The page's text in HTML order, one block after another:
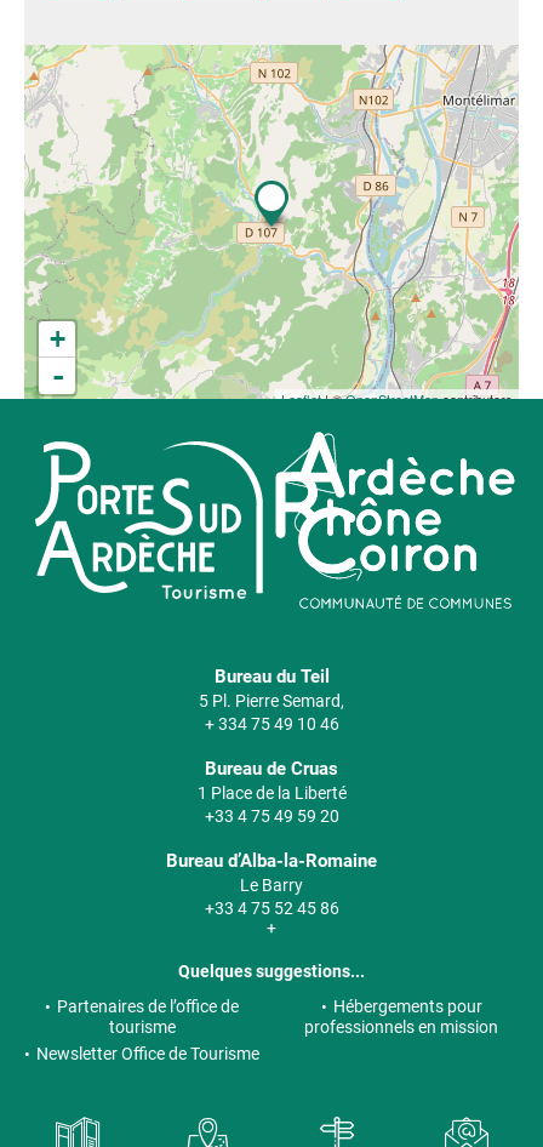
+
-
Leaflet| ©OpenStreetMapcontributors
Bureau du Teil
5 Pl. Pierre Semard,
+ 334 75 49 10 46
Bureau de Cruas
1 Place de la Liberté
+33 4 75 49 59 20
Bureau d’Alba-la-Romaine
Le Barry
+33 4 75 52 45 86
+
Quelques suggestions...
Partenaires de l’office de
tourisme
Hébergements pour
professionnels en mission
Newsletter Office de Tourisme